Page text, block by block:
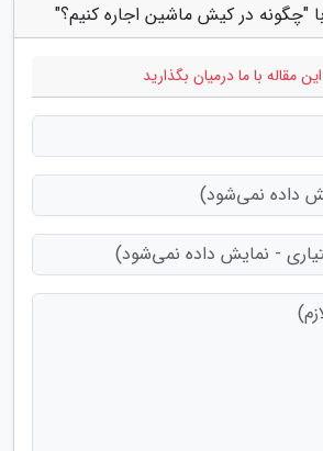
"چگونه در کیش ماشین اجاره کنیم؟"
مقاله با ما درمیان بگذارید